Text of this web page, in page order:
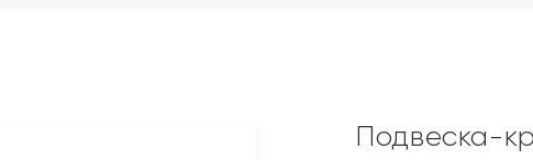
Подвеска-